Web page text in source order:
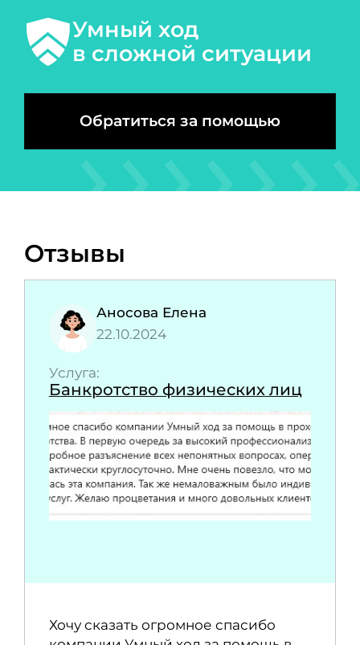
Умный ход
в сложной ситуации
Обратиться за помощью
Отзывы
Аносова Елена
22.10.2024
Услуга:
Банкротство физических лиц
Хочу сказать огромное спасибо